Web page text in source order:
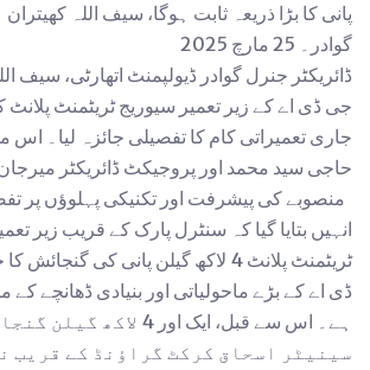
پانی کا بڑا ذریعہ ثابت ہوگا، سیف اللہ کھیتران
گوادر۔ 25 مارچ 2025
ڈائریکٹر جنرل گوادر ڈیولپمنٹ اتھارٹی، سیف
جی ڈی اے کے زیر تعمیر سیوریج ٹریٹمنٹ پلانٹ
جاری تعمیراتی کام کا تفصیلی جائزہ لیا۔ اس
حاجی سید محمد اور پروجیکٹ ڈائریکٹر میرجان
انہیں بتایا گیا کہ سنٹرل پارک کے قریب زیر
ٹریٹمنٹ پلانٹ 4 لاکھ گیلن پانی کی
ڈی اے کے بڑے ماحولیاتی اور بنیادی ڈھانچے
ہے۔ اس سے قبل، ایک اور 4
سینیٹر اسحاق کرکٹ گراؤنڈ کے قریب